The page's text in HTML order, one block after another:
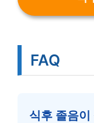
FAQ
식후 졸음